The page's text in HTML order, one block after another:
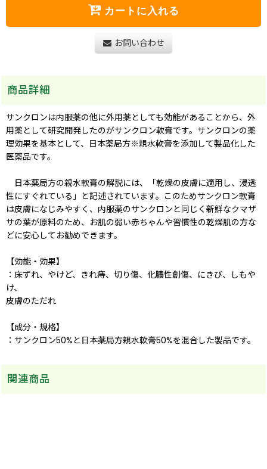
カートに入れる
お問い合わせ
商品詳細
サンクロンは内服薬の他に外用薬としても効能があることから、外
用薬として研究開発したのがサンクロン軟膏です。サンクロンの薬
理効果を基本として、日本薬局方※親水軟膏を添加して製品化した
医薬品です。
日本薬局方の親水軟膏の解説には、「乾燥の皮膚に適用し、浸透
性にすぐれている」と記述されています。このためサンクロン軟膏
は皮膚になじみやすく、内服薬のサンクロンと同じく新鮮なクマザ
サの葉が原料のため、お肌の弱い赤ちゃんや習慣性の乾燥肌の方な
どに安心してお勧めできます。
【効能・効果】
：床ずれ、やけど、きれ痔、切り傷、化膿性創傷、にきび、しもや
け、
皮膚のただれ
【成分・規格】
：サンクロン50%と日本薬局方親水軟膏50%を混合した製品です。
関連商品